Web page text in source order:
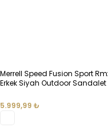
Merrell Speed Fusion Sport
Erkek Siyah Outdoor Sandalet
5.999,99 ₺